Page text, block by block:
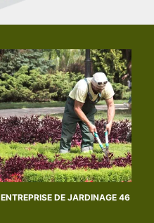
ENTREPRISE DE JARDINAGE 46